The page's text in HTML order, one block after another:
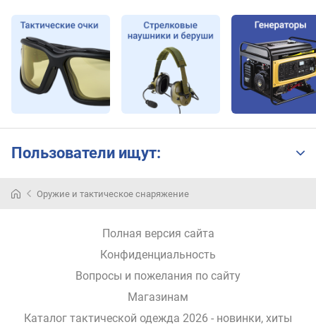
Пользователи ищут:
Оружие и тактическое снаряжение
Полная версия сайта
Конфиденциальность
Вопросы и пожелания по сайту
Магазинам
Каталог тактической одежда 2026 - новинки, хиты